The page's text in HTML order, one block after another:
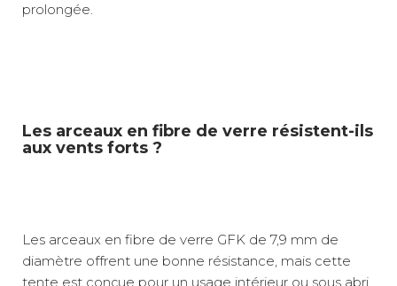
prolongée.
Les arceaux en fibre de verre résistent-ils
aux vents forts ?
Les arceaux en fibre de verre GFK de 7,9 mm de
diamètre offrent une bonne résistance, mais cette
tente est conçue pour un usage intérieur ou sous abri.